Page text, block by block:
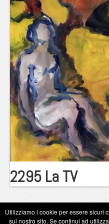
2295 La TV
Utilizziamo i cookie per essere sicuri
sul nostro sito. Se continui ad